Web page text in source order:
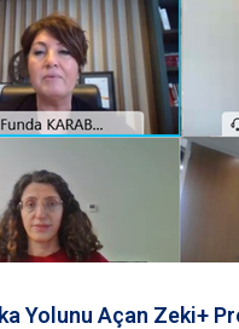
Yolunu Açan Zeki+